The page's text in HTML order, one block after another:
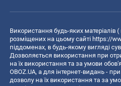
Використання будь-яких матеріалів
розміщених на цьому сайті https://
піддоменах, в будь-якому вигляді
Дозволяється використання при
на їх використання та за умови
OBOZ.UA, а для інтернет-видань -
дозволу на їх використання та за